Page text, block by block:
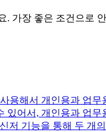
. 가장 좋은 조건으로
용해서 개인용과 업
있어서, 개인용과 업
저 기능을 통해 두